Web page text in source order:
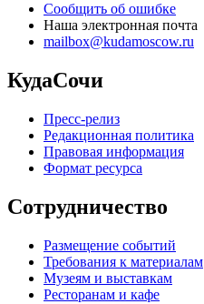
Сообщить об ошибке
Наша электронная почта
mailbox@kudamoscow.ru
КудаСочи
Пресс-релиз
Редакционная политика
Правовая информация
Формат ресурса
Сотрудничество
Размещение событий
Требования к материалам
Музеям и выставкам
Ресторанам и кафе